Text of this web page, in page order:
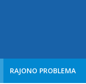
RAJONO PROBLEMA